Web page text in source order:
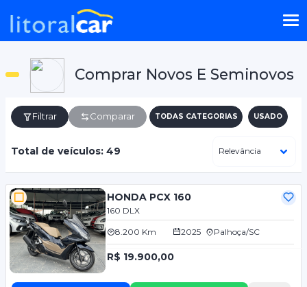
Comprar Novos E Seminovos
Filtrar Comparar TODAS CATEGORIAS USADO
Total de veículos: 49
HONDA PCX 160
160 DLX
8.200 Km 2025 Palhoça/SC
R$ 19.900,00